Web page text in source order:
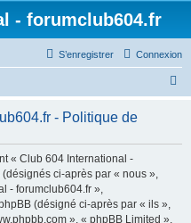
- forumclub604.fr
Connexion
S’enregistrer
h
- Politique de
« Club 604 International -
ci-après par « nous »,
- forumclub604.fr »,
(désigné ci-après par « ils »,
», « phpBB Limited »,